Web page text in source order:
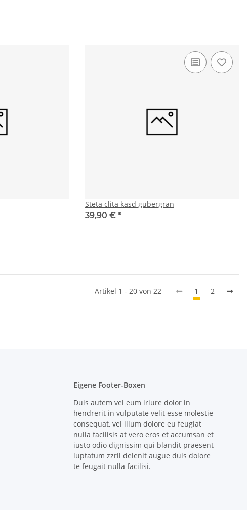
Steta clita kasd gubergran
39,90 € *
Artikel 1 - 20 von 22 1 2
Eigene Footer-Boxen
Duis autem vel eum iriure dolor in
hendrerit in vulputate velit esse molestie
consequat, vel illum dolore eu feugiat
nulla facilisis at vero eros et accumsan et
iusto odio dignissim qui blandit praesent
luptatum zzril delenit augue duis dolore
te feugait nulla facilisi.